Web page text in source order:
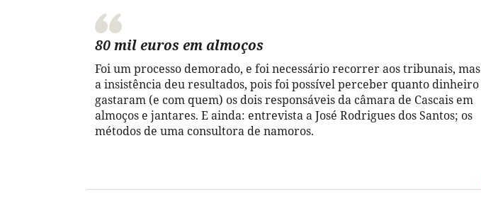
80 mil euros em almoços
Foi um processo demorado, e foi necessário recorrer aos tribunais, mas
a insistência deu resultados, pois foi possível perceber quanto dinheiro
gastaram (e com quem) os dois responsáveis da câmara de Cascais em
almoços e jantares. E ainda: entrevista a José Rodrigues dos Santos; os
métodos de uma consultora de namoros.